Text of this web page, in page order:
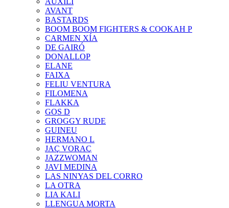
AVANT
BASTARDS
BOOM BOOM FIGHTERS & COOKAH P
CARMEN XÍA
DE GAIRÓ
DONALLOP
ELANE
FAIXA
FELIU VENTURA
FILOMENA
FLAKKA
GOS D
GROGGY RUDE
GUINEU
HERMANO L
JAÇ VORAÇ
JAZZWOMAN
JAVI MEDINA
LAS NINYAS DEL CORRO
LA OTRA
LIA KALI
LLENGUA MORTA